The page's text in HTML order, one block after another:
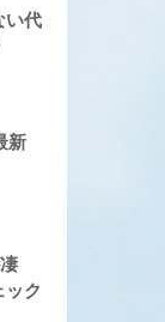
い代
新
ック